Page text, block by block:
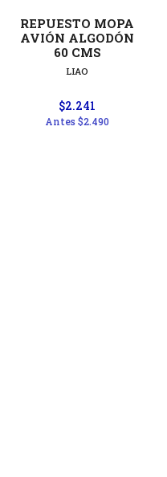
REPUESTO MOPA
AVIÓN ALGODÓN
60 CMS
LIAO
$2.241
Antes$2.490